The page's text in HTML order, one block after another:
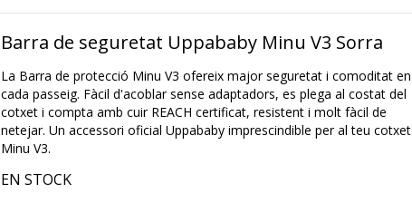
Barra de seguretat Uppababy Minu V3 Sorra
La Barra de protecció Minu V3 ofereix major seguretat i comoditat en
cada passeig. Fàcil d'acoblar sense adaptadors, es plega al costat del
cotxet i compta amb cuir REACH certificat, resistent i molt fàcil de
netejar. Un accessori oficial Uppababy imprescindible per al teu cotxet
Minu V3.
EN STOCK